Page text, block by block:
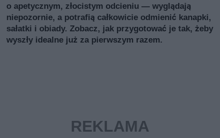
o apetycznym, złocistym odcieniu — wyglądają
niepozornie, a potrafią całkowicie odmienić kanapki,
sałatki i obiady. Zobacz, jak przygotować je tak, żeby
wyszły idealne już za pierwszym razem.